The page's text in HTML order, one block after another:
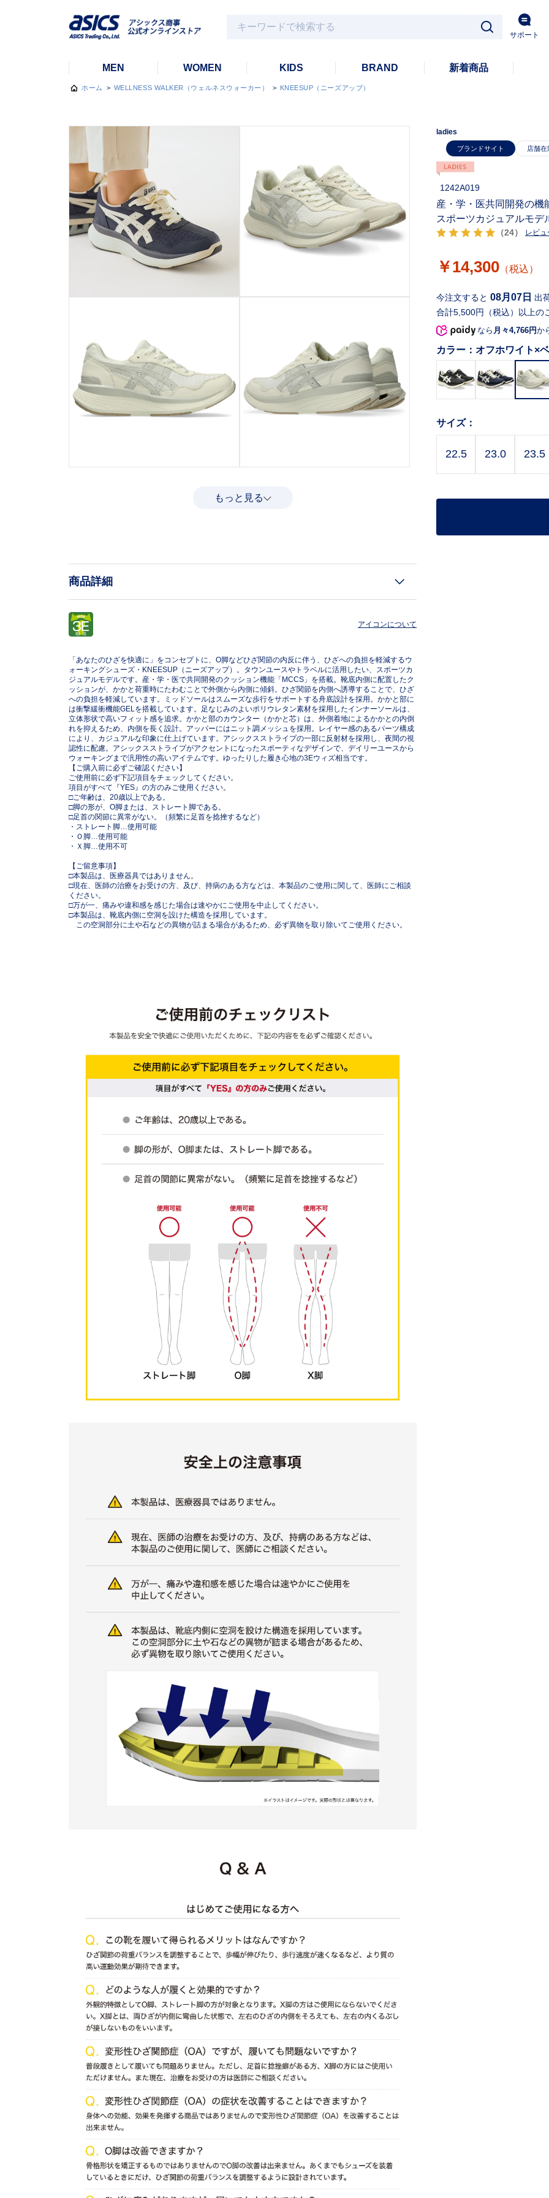
サポート
MEN WOMEN KIDS BRAND 新着商品
ホーム > WELLNESS WALKER（ウェルネスウォーカー） > KNEESUP（ニーズアップ）
もっと見る
商品詳細
アイコンについて
「あなたのひざを快適に」をコンセプトに、O脚などひざ関節の内反に伴う、ひざへの負担を軽減するウ
ォーキングシューズ・KNEESUP（ニーズアップ）。タウンユースやトラベルに活用したい、スポーツカ
ジュアルモデルです。産・学・医で共同開発のクッション機能「MCCS」を搭載。靴底内側に配置したク
ッションが、かかと荷重時にたわむことで外側から内側に傾斜。ひざ関節を内側へ誘導することで、ひざ
への負担を軽減しています。ミッドソールはスムーズな歩行をサポートする舟底設計を採用。かかと部に
は衝撃緩衝機能GELを搭載しています。足なじみのよいポリウレタン素材を採用したインナーソールは、
立体形状で高いフィット感を追求。かかと部のカウンター（かかと芯）は、外側着地によるかかとの内倒
れを抑えるため、内側を長く設計。アッパーにはニット調メッシュを採用。レイヤー感のあるパーツ構成
により、カジュアルな印象に仕上げています。アシックスストライプの一部に反射材を採用し、夜間の視
認性に配慮。アシックスストライプがアクセントになったスポーティなデザインで、デイリーユースから
ウォーキングまで汎用性の高いアイテムです。ゆったりした履き心地の3Eウィズ相当です。
【ご購入前に必ずご確認ください】
ご使用前に必ず下記項目をチェックしてください。
項目がすべて『YES』の方のみご使用ください。
□ご年齢は、20歳以上である。
□脚の形が、O脚または、ストレート脚である。
□足首の関節に異常がない。（頻繁に足首を捻挫するなど）
・ストレート脚…使用可能
・Ｏ脚…使用可能
・Ｘ脚…使用不可
【ご留意事項】
□本製品は、医療器具ではありません。
□現在、医師の治療をお受けの方、及び、持病のある方などは、本製品のご使用に関して、医師にご相談
ください。
□万が一、痛みや違和感を感じた場合は速やかにご使用を中止してください。
□本製品は、靴底内側に空洞を設けた構造を採用しています。
この空洞部分に土や石などの異物が詰まる場合があるため、必ず異物を取り除いてご使用ください。
ladies
ブランドサイト
1242A019
（24） レビュ
産・学・医共同開発の機
スポーツカジュアルモデ
￥14,300 （税込）
合計5,500円（税込）以上の
今注文すると 08月07日 出
なら 月々4,766円か
カラー： オフホワイト×
サイズ：
22.5 23.0 23.5